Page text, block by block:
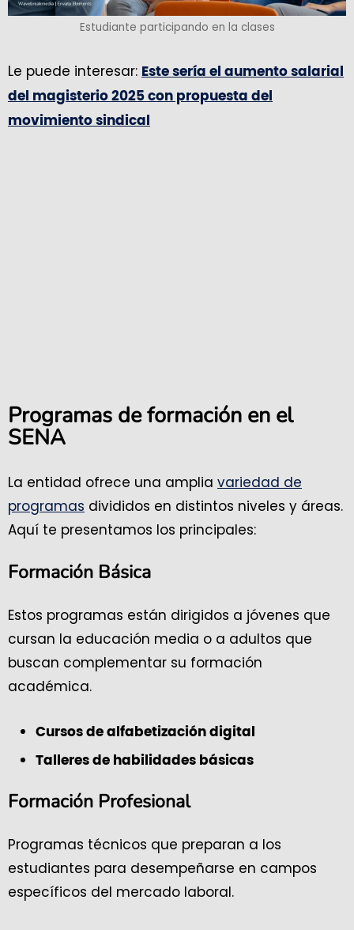
Estudiante participando en la clases
Le puede interesar: Este sería el aumento salarial
del magisterio 2025 con propuesta del
movimiento sindical
Programas de formación en el
SENA
La entidad ofrece una amplia variedad de
programas divididos en distintos niveles y áreas.
Aquí te presentamos los principales:
Formación Básica
Estos programas están dirigidos a jóvenes que
cursan la educación media o a adultos que
buscan complementar su formación
académica.
Cursos de alfabetización digital
Talleres de habilidades básicas
Formación Profesional
Programas técnicos que preparan a los
estudiantes para desempeñarse en campos
específicos del mercado laboral.